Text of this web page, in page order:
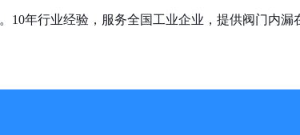
年行业经验，服务全国工业企业，提供阀门内漏